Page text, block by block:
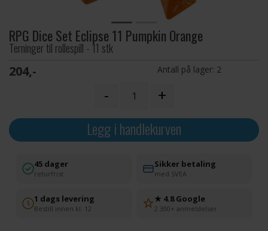
RPG Dice Set Eclipse 11 Pumpkin Orange
Terninger til rollespill - 11 stk
204,- Antall på lager: 2
- +
Legg i handlekurven
45 dager
returfrist
Sikker betaling
med SVEA
1 dags levering
Bestill innen kl. 12
★ 4.8 Google
2 300+ anmeldelser